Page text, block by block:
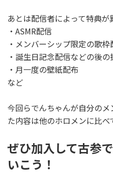
あとは配信者によって特典
・ASMR配信
・メンバーシップ限定の歌枠
・誕生日記念配信などの後
・月一度の壁紙配布
など
今回らでんちゃんが自分の
た内容は他のホロメンに比べ
ぜひ加入して古参
いこう！